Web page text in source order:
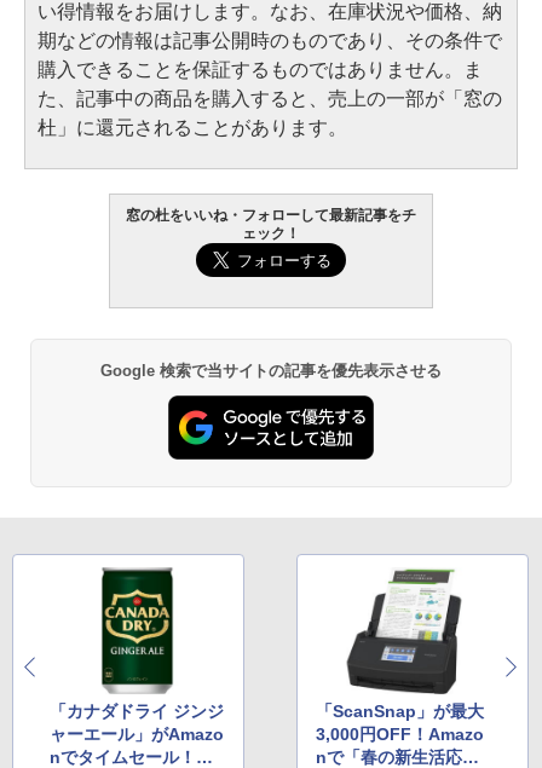
い得情報をお届けします。なお、在庫状況や価格、納
期などの情報は記事公開時のものであり、その条件で
購入できることを保証するものではありません。ま
た、記事中の商品を購入すると、売上の一部が「窓の
杜」に還元されることがあります。
窓の杜をいいね・フォローして最新記事をチ
ェック！
Google 検索で当サイトの記事を優先表示させる
「カナダドライ ジンジ
ャーエール」がAmazo
nでタイムセール！最
「ScanSnap」が最大
3,000円OFF！Amazo
nで「春の新生活応援